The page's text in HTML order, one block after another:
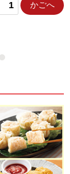
かごへ